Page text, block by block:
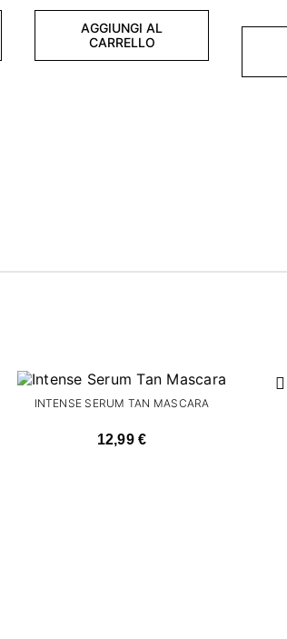
AGGIUNGI AL
CARRELLO
INTENSE SERUM TAN MASCARA
12,99 €